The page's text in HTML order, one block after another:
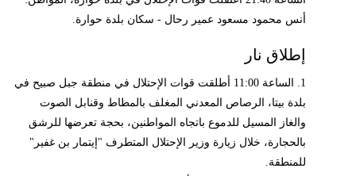
أنس محمود مسعود عمير رحال - سكان بلدة حوارة.
إطلاق نار
1. الساعة 11:00 أطلقت قوات الإحتلال في منطقة جبل صبيح في
بلدة بيتا، الرصاص المعدني المغلف بالمطاط وقنابل الصوت
والغاز المسيل للدموع باتجاه المواطنين، بحجة تعرضها للرشق
بالحجارة، خلال زيارة وزير الإحتلال المتطرف "إيتمار بن غفير"
للمنطقة.